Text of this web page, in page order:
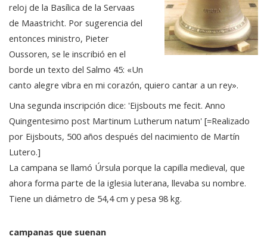
reloj de la Basílica de la Servaas
de Maastricht. Por sugerencia del
entonces ministro, Pieter
Oussoren, se le inscribió en el
borde un texto del Salmo 45: «Un
canto alegre vibra en mi corazón, quiero cantar a un rey».
Una segunda inscripción dice: 'Eijsbouts me fecit. Anno
Quingentesimo post Martinum Lutherum natum' [=Realizado
por Eijsbouts, 500 años después del nacimiento de Martín
Lutero.]
La campana se llamó Úrsula porque la capilla medieval, que
ahora forma parte de la iglesia luterana, llevaba su nombre.
Tiene un diámetro de 54,4 cm y pesa 98 kg.
campanas que suenan